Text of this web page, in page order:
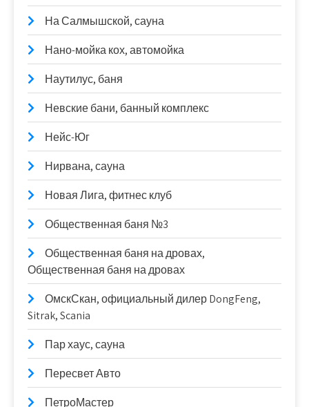
На Салмышской, сауна
Нано-мойка кох, автомойка
Наутилус, баня
Невские бани, банный комплекс
Нейс-Юг
Нирвана, сауна
Новая Лига, фитнес клуб
Общественная баня №3
Общественная баня на дровах,
Общественная баня на дровах
ОмскСкан, официальный дилер DongFeng,
Sitrak, Scania
Пар хаус, сауна
Пересвет Авто
ПетроМастер